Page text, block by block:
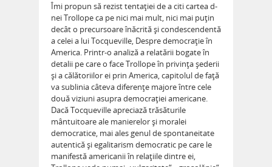
Îmi propun să rezist tentaţiei de a citi cartea d-
nei Trollope ca pe nici mai mult, nici mai puţin
decât o precursoare înăcrită şi condescendentă
a celei a lui Tocqueville, Despre democraţie în
America. Printr-o analiză a relatării bogate în
detalii pe care o face Trollope în privinţa şederii
şi a călătoriilor ei prin America, capitolul de faţă
va sublinia câteva diferenţe majore între cele
două viziuni asupra democraţiei americane.
Dacă Tocqueville apreciază trăsăturile
mântuitoare ale manierelor şi moralei
democratice, mai ales genul de spontaneitate
autentică şi egalitarism democratic pe care le
manifestă americanii în relaţiile dintre ei,